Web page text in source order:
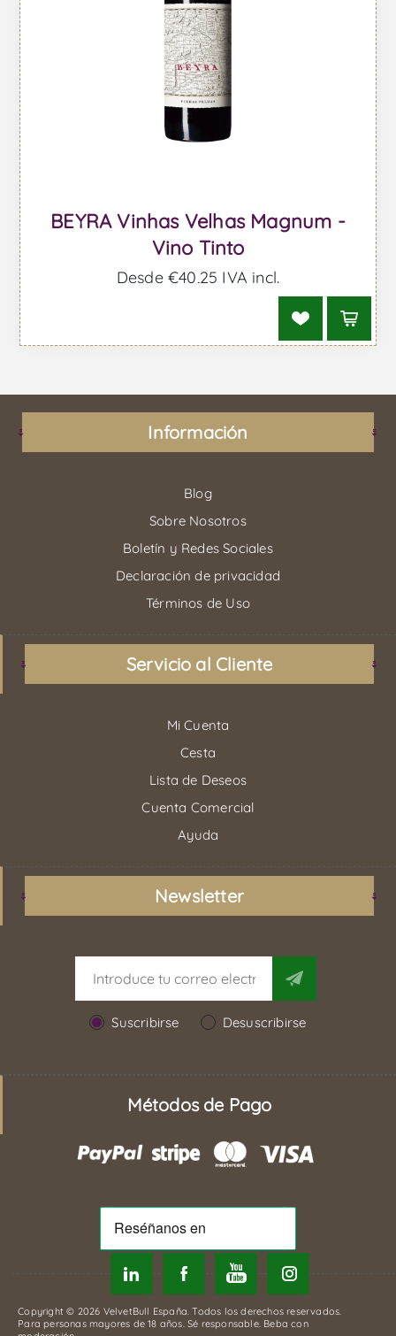
BEYRA Vinhas Velhas Magnum -
Vino Tinto
Desde €40,25 IVA incl.
Información
Blog
Sobre Nosotros
Boletín y Redes Sociales
Declaración de privacidad
Términos de Uso
Servicio al Cliente
Mi Cuenta
Cesta
Lista de Deseos
Cuenta Comercial
Ayuda
Newsletter
Suscribirse Desuscribirse
Métodos de Pago
Copyright © 2026 VelvetBull España. Todos los derechos reservados.
Para personas mayores de 18 años. Sé responsable. Beba con